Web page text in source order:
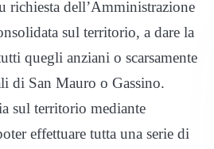
richiesta dell’Amministrazione
sul territorio, a dare la
quegli anziani o scarsamente
di San Mauro o Gassino.
sul territorio mediante
effettuare tutta una serie di